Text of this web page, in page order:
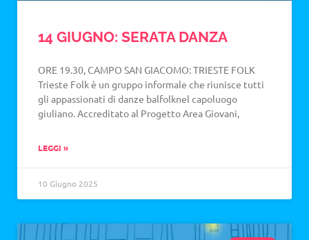
14 GIUGNO: SERATA DANZA
ORE 19.30, CAMPO SAN GIACOMO: TRIESTE FOLK
Trieste Folk è un gruppo informale che riunisce tutti
gli appassionati di danze balfolknel capoluogo
giuliano. Accreditato al Progetto Area Giovani,
LEGGI »
10 Giugno 2025